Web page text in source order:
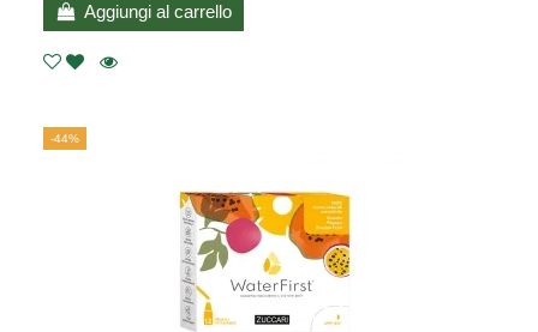
Aggiungi al carrello
-44%